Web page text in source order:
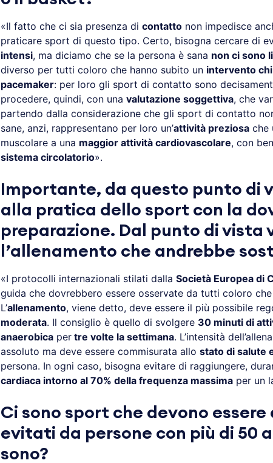
«Il fatto che ci sia presenza di contatto non impedisce
praticare sport di questo tipo. Certo, bisogna cercare di
intensi, ma diciamo che se la persona è sana non ci sono
diverso per tutti coloro che hanno subito un intervento
pacemaker: per loro gli sport di contatto sono
procedere, quindi, con una valutazione soggettiva, che
partendo dalla considerazione che gli sport di contatto
sane, anzi, rappresentano per loro un’attività preziosa che
muscolare a una maggior attività cardiovascolare, con
sistema circolatorio».
Importante, da questo punto di
alla pratica dello sport con la
preparazione. Dal punto di vista
l’allenamento che andrebbe
«I protocolli internazionali stilati dalla Società Europea di
guida che dovrebbero essere osservate da tutti coloro
L’allenamento, viene detto, deve essere il più possibile
moderata. Il consiglio è quello di svolgere 30 minuti di
anaerobica per tre volte la settimana. L’intensità
assoluto ma deve essere commisurata allo stato di salute
persona. In ogni caso, bisogna evitare di raggiungere,
cardiaca intorno al 70% della frequenza massima per un
Ci sono sport che devono
evitati da persone con più di 50
sono?